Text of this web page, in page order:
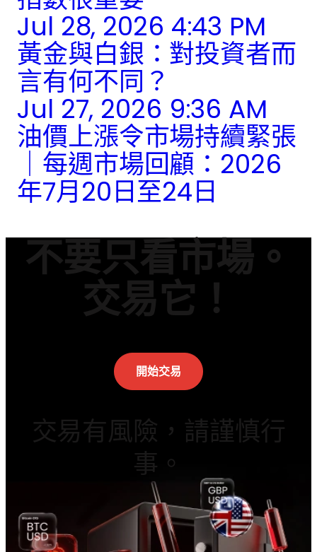
Jul 28, 2026 4:43 PM
黃金與白銀：對投資者而
言有何不同？
Jul 27, 2026 9:36 AM
油價上漲令市場持續緊張
｜每週市場回顧：2026
年7月20日至24日
不要只看市場。
交易它！
開始交易
交易有風險，請謹慎行
事。